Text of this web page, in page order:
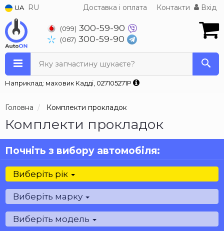
UA RU Доставка і оплата Контакти Вхід
(099) 300-59-90
(067) 300-59-90
Яку запчастину шукаєте?
Наприклад: маховик Кадді, 027105271P
Головна Комплекти прокладок
Комплекти прокладок
Почніть з вибору автомобіля:
Виберіть рік
Виберіть марку
Виберіть модель